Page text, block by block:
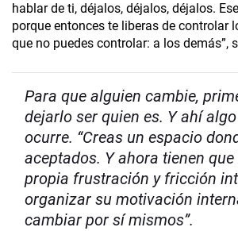
hablar de ti, déjalos, déjalos, déjalos.
porque entonces te liberas de controlar
que no puedes controlar: a los demás”,
Para que alguien cambie,
dejarlo ser quien es. Y ahí
ocurre. “Creas un espacio
aceptados. Y ahora tienen
propia frustración y fricción
organizar su motivación
cambiar por sí mismos”.